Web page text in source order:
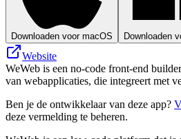
Downloaden voor macOS Downloaden
Website
WeWeb is een no-code front-end
van webapplicaties, die integreert met
Ben je de ontwikkelaar van deze app?
deze vermelding te beheren.